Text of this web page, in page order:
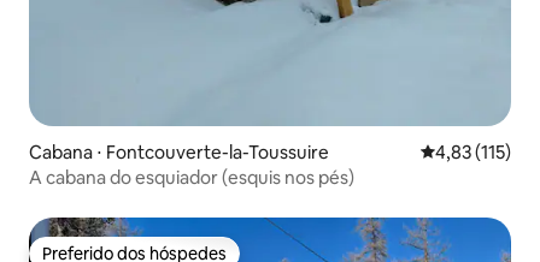
Cabana ⋅ Fontcouverte-la-Toussuire 4,83 de uma
4,83 (115)
A cabana do esquiador (esquis nos pés)
Preferido dos hóspedes